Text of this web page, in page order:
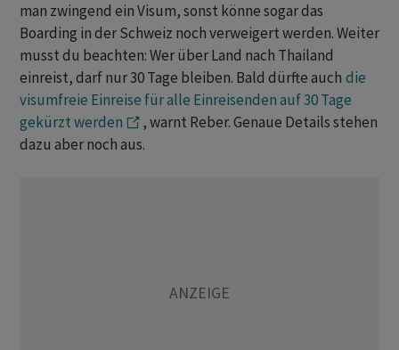
man zwingend ein Visum, sonst könne sogar das
Boarding in der Schweiz noch verweigert werden. Weiter
musst du beachten: Wer über Land nach Thailand
einreist, darf nur 30 Tage bleiben. Bald dürfte auch die
visumfreie Einreise für alle Einreisenden auf 30 Tage
gekürzt werden
, warnt Reber. Genaue Details stehen
dazu aber noch aus.